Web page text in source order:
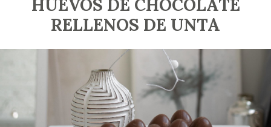
HUEVOS DE CHOCOLATE
RELLENOS DE UNTA